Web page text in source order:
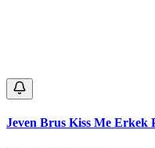
Jeven Brus Kiss Me Erkek